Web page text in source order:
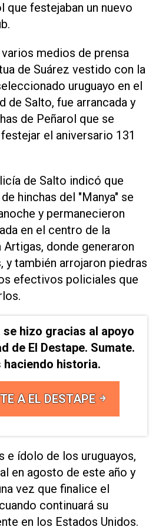
que festejaban un nuevo
medios de prensa
de Suárez vestido con la
uruguayo en el
de Salto, fue arrancada y
de Peñarol que se
el aniversario 131
de Salto indicó que
hinchas del "Manya" se
y permanecieron
en el centro de la
Artigas, donde generaron
y también arrojaron piedras
efectivos policiales que
hizo gracias al apoyo
de El Destape. Sumate.
haciendo historia.
A EL DESTAPE
e ídolo de los uruguayos,
en agosto de este año y
vez que finalice el
continuará su
en los Estados Unidos.